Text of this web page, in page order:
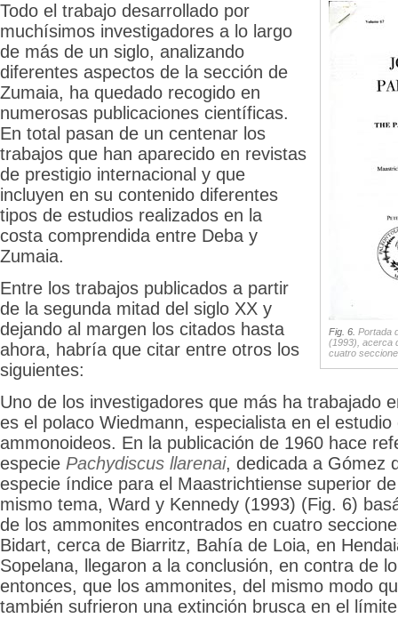
Fig. 6. Portada
(1993), acerca
cuatro
Todo el trabajo desarrollado por
muchísimos investigadores a lo largo
de más de un siglo, analizando
diferentes aspectos de la sección de
Zumaia, ha quedado recogido en
numerosas publicaciones científicas.
En total pasan de un centenar los
trabajos que han aparecido en revistas
de prestigio internacional y que
incluyen en su contenido diferentes
tipos de estudios realizados en la
costa comprendida entre Deba y
Zumaia.
Entre los trabajos publicados a partir
de la segunda mitad del siglo XX y
dejando al margen los citados hasta
ahora, habría que citar entre otros los
siguientes:
Uno de los investigadores que más ha trabajado
es el polaco Wiedmann, especialista en el estudio
ammonoideos. En la publicación de 1960 hace
especie Pachydiscus llarenai, dedicada a Gómez
especie índice para el Maastrichtiense superior
mismo tema, Ward y Kennedy (1993) (Fig. 6)
de los ammonites encontrados en cuatro
Bidart, cerca de Biarritz, Bahía de Loia, en
Sopelana, llegaron a la conclusión, en contra de
entonces, que los ammonites, del mismo modo
también sufrieron una extinción brusca en el